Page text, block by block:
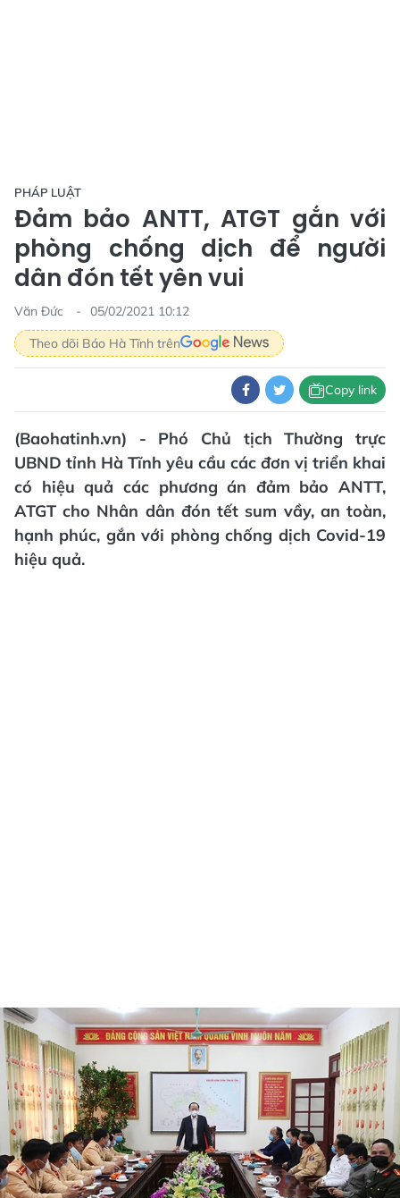
PHÁP LUẬT
Đảm bảo ANTT, ATGT gắn với
phòng chống dịch để người
dân đón tết yên vui
Văn Đức
05/02/2021 10:12
Theo dõi Báo Hà Tĩnh trên
Copy link
(Baohatinh.vn) - Phó Chủ tịch Thường trực
UBND tỉnh Hà Tĩnh yêu cầu các đơn vị triển khai
có hiệu quả các phương án đảm bảo ANTT,
ATGT cho Nhân dân đón tết sum vầy, an toàn,
hạnh phúc, gắn với phòng chống dịch Covid-19
hiệu quả.